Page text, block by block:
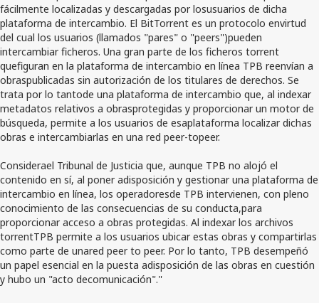
fácilmente localizadas y descargadas por losusuarios de dicha
plataforma de intercambio. El BitTorrent es un protocolo envirtud
del cual los usuarios (llamados "pares" o "peers")pueden
intercambiar ficheros. Una gran parte de los ficheros torrent
quefiguran en la plataforma de intercambio en línea TPB reenvían a
obraspublicadas sin autorización de los titulares de derechos. Se
trata por lo tantode una plataforma de intercambio que, al indexar
metadatos relativos a obrasprotegidas y proporcionar un motor de
búsqueda, permite a los usuarios de esaplataforma localizar dichas
obras e intercambiarlas en una red peer-topeer.
Considerael Tribunal de Justicia que, aunque TPB no alojó el
contenido en sí, al poner adisposición y gestionar una plataforma de
intercambio en línea, los operadoresde TPB intervienen, con pleno
conocimiento de las consecuencias de su conducta,para
proporcionar acceso a obras protegidas. Al indexar los archivos
torrentTPB permite a los usuarios ubicar estas obras y compartirlas
como parte de unared peer to peer. Por lo tanto, TPB desempeñó
un papel esencial en la puesta adisposición de las obras en cuestión
y hubo un "acto decomunicación"."